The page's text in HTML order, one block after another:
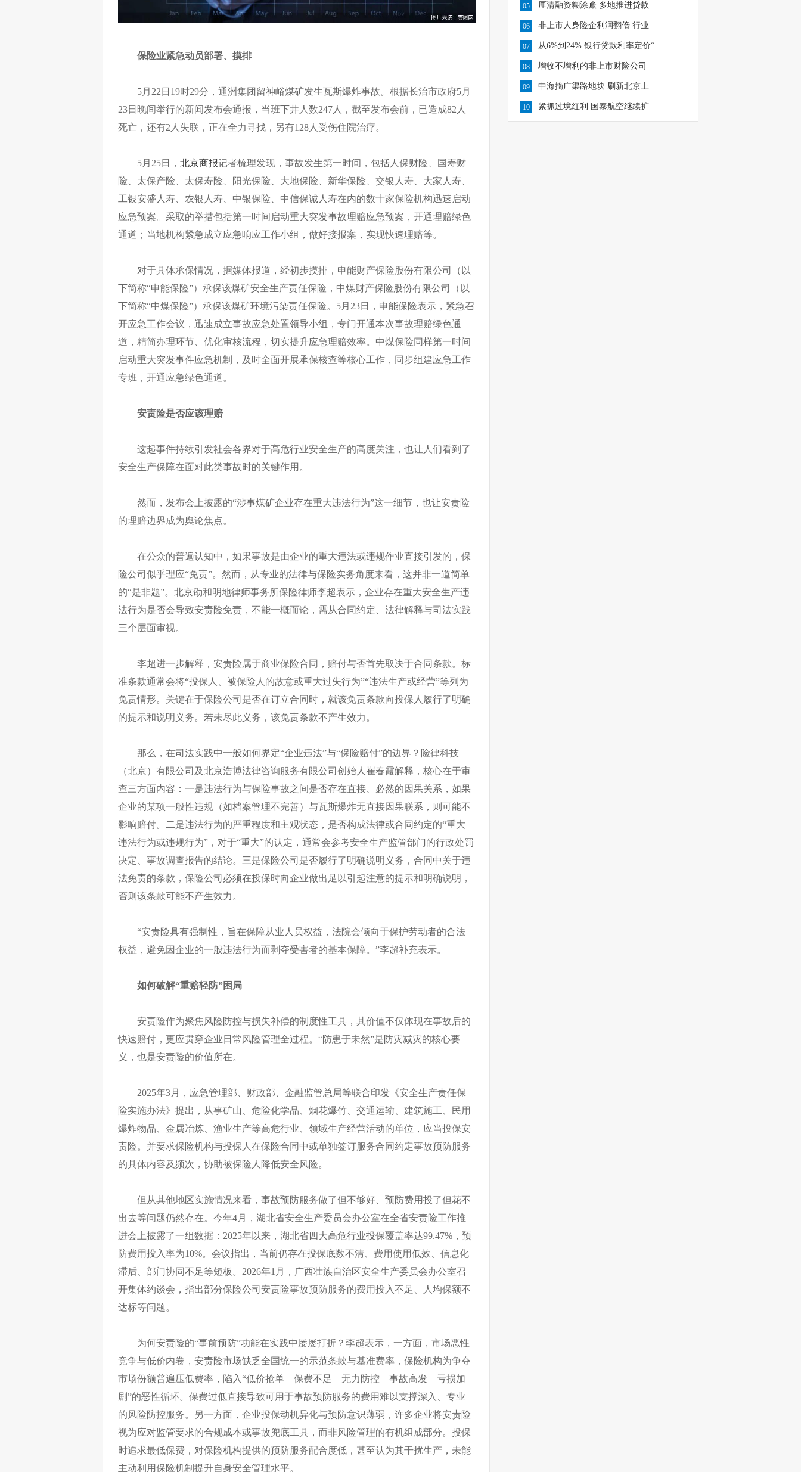
保险业紧急动员部署、摸排
5月22日19时29分，通洲集团留神峪煤矿发生瓦斯爆炸事故。根据长治市政府5月
23日晚间举行的新闻发布会通报，当班下井人数247人，截至发布会前，已造成82人
死亡，还有2人失联，正在全力寻找，另有128人受伤住院治疗。
5月25日， 北京商报记者梳理发现，事故发生第一时间，包括人保财险、国寿财
险、太保产险、太保寿险、阳光保险、大地保险、新华保险、交银人寿、大家人寿、
工银安盛人寿、农银人寿、中银保险、中信保诚人寿在内的数十家保险机构迅速启动
应急预案。采取的举措包括第一时间启动重大突发事故理赔应急预案，开通理赔绿色
通道；当地机构紧急成立应急响应工作小组，做好接报案，实现快速理赔等。
对于具体承保情况，据媒体报道，经初步摸排，申能财产保险股份有限公司（以
下简称“申能保险”）承保该煤矿安全生产责任保险，中煤财产保险股份有限公司（以
下简称“中煤保险”）承保该煤矿环境污染责任保险。5月23日，申能保险表示，紧急召
开应急工作会议，迅速成立事故应急处置领导小组，专门开通本次事故理赔绿色通
道，精简办理环节、优化审核流程，切实提升应急理赔效率。中煤保险同样第一时间
启动重大突发事件应急机制，及时全面开展承保核查等核心工作，同步组建应急工作
专班，开通应急绿色通道。
安责险是否应该理赔
这起事件持续引发社会各界对于高危行业安全生产的高度关注，也让人们看到了
安全生产保障在面对此类事故时的关键作用。
然而，发布会上披露的“涉事煤矿企业存在重大违法行为”这一细节，也让安责险
的理赔边界成为舆论焦点。
在公众的普遍认知中，如果事故是由企业的重大违法或违规作业直接引发的，保
险公司似乎理应“免责”。然而，从专业的法律与保险实务角度来看，这并非一道简单
的“是非题”。北京劭和明地律师事务所保险律师李超表示，企业存在重大安全生产违
法行为是否会导致安责险免责，不能一概而论，需从合同约定、法律解释与司法实践
三个层面审视。
李超进一步解释，安责险属于商业保险合同，赔付与否首先取决于合同条款。标
准条款通常会将“投保人、被保险人的故意或重大过失行为”“违法生产或经营”等列为
免责情形。关键在于保险公司是否在订立合同时，就该免责条款向投保人履行了明确
的提示和说明义务。若未尽此义务，该免责条款不产生效力。
那么，在司法实践中一般如何界定“企业违法”与“保险赔付”的边界？险律科技
（北京）有限公司及北京浩博法律咨询服务有限公司创始人崔春霞解释，核心在于审
查三方面内容：一是违法行为与保险事故之间是否存在直接、必然的因果关系，如果
企业的某项一般性违规（如档案管理不完善）与瓦斯爆炸无直接因果联系，则可能不
影响赔付。二是违法行为的严重程度和主观状态，是否构成法律或合同约定的“重大
违法行为或违规行为”，对于“重大”的认定，通常会参考安全生产监管部门的行政处罚
决定、事故调查报告的结论。三是保险公司是否履行了明确说明义务，合同中关于违
法免责的条款，保险公司必须在投保时向企业做出足以引起注意的提示和明确说明，
否则该条款可能不产生效力。
“安责险具有强制性，旨在保障从业人员权益，法院会倾向于保护劳动者的合法
权益，避免因企业的一般违法行为而剥夺受害者的基本保障。”李超补充表示。
如何破解“重赔轻防”困局
安责险作为聚焦风险防控与损失补偿的制度性工具，其价值不仅体现在事故后的
快速赔付，更应贯穿企业日常风险管理全过程。“防患于未然”是防灾减灾的核心要
义，也是安责险的价值所在。
2025年3月，应急管理部、财政部、金融监管总局等联合印发《安全生产责任保
险实施办法》提出，从事矿山、危险化学品、烟花爆竹、交通运输、建筑施工、民用
爆炸物品、金属冶炼、渔业生产等高危行业、领域生产经营活动的单位，应当投保安
责险。并要求保险机构与投保人在保险合同中或单独签订服务合同约定事故预防服务
的具体内容及频次，协助被保险人降低安全风险。
但从其他地区实施情况来看，事故预防服务做了但不够好、预防费用投了但花不
出去等问题仍然存在。今年4月，湖北省安全生产委员会办公室在全省安责险工作推
进会上披露了一组数据：2025年以来，湖北省四大高危行业投保覆盖率达99.47%，预
防费用投入率为10%。会议指出，当前仍存在投保底数不清、费用使用低效、信息化
滞后、部门协同不足等短板。2026年1月，广西壮族自治区安全生产委员会办公室召
开集体约谈会，指出部分保险公司安责险事故预防服务的费用投入不足、人均保额不
达标等问题。
为何安责险的“事前预防”功能在实践中屡屡打折？李超表示，一方面，市场恶性
竞争与低价内卷，安责险市场缺乏全国统一的示范条款与基准费率，保险机构为争夺
市场份额普遍压低费率，陷入“低价抢单—保费不足—无力防控—事故高发—亏损加
剧”的恶性循环。保费过低直接导致可用于事故预防服务的费用难以支撑深入、专业
的风险防控服务。另一方面，企业投保动机异化与预防意识薄弱，许多企业将安责险
视为应对监管要求的合规成本或事故兜底工具，而非风险管理的有机组成部分。投保
时追求最低保费，对保险机构提供的预防服务配合度低，甚至认为其干扰生产，未能
主动利用保险机制提升自身安全管理水平。
05 厘清融资糊涂账 多地推进贷款
06 非上市人身险企利润翻倍 行业
07 从6%到24% 银行贷款利率定价“
08 增收不增利的非上市财险公司
09 中海摘广渠路地块 刷新北京土
10 紧抓过境红利 国泰航空继续扩